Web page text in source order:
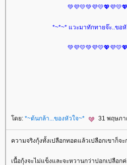
*~*~* แวะมาทักทายจ๊ะ..ขอ
ดย: *~ต้นกล้า...ของหัวใจ~* 31 พฤษภา
ความจริงกุ้งทั้งเปลือกทอดแล้วเปลือกเขาก็จ
เนื้อกุ้งจะไม่แข็งและจะหวานกว่าปอกเปลือก